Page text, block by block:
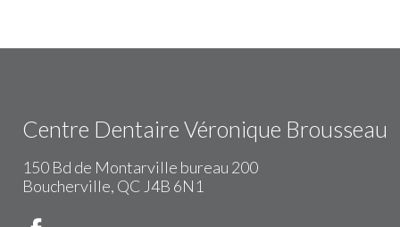
Centre Dentaire Véronique Brousseau
150 Bd de Montarville bureau 200
Boucherville, QC J4B 6N1